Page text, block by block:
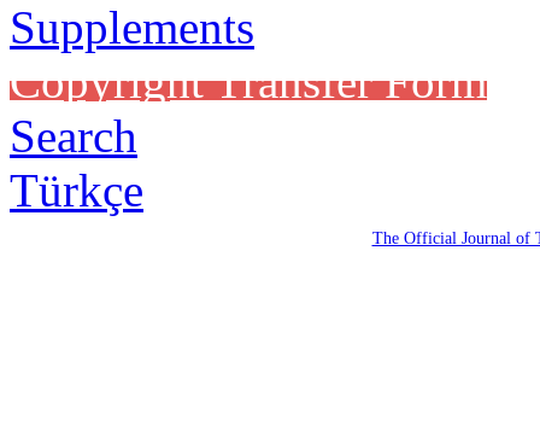
Supplements
Copyright Transfer Form
Search
Türkçe
The Official Journal of